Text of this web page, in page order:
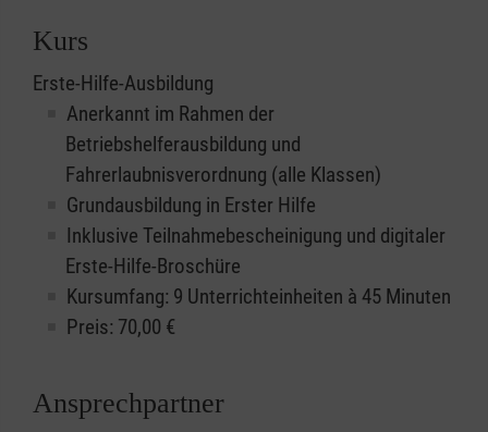
Kurs
Erste-Hilfe-Ausbildung
Anerkannt im Rahmen der
Betriebshelferausbildung und
Fahrerlaubnisverordnung (alle Klassen)
Grundausbildung in Erster Hilfe
Inklusive Teilnahmebescheinigung und digitaler
Erste-Hilfe-Broschüre
Kursumfang: 9 Unterrichteinheiten à 45 Minuten
Preis: 70,00 €
Ansprechpartner